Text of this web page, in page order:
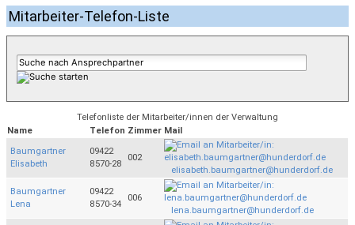
Mitarbeiter-Telefon-Liste
Telefonliste der Mitarbeiter/innen der Verwaltung
Name
Telefon Zimmer Mail
Baumgartner
Elisabeth
09422
8570-28
002
elisabeth.baumgartner@hunderdorf.de
Baumgartner
Lena
09422
8570-34
006
lena.baumgartner@hunderdorf.de